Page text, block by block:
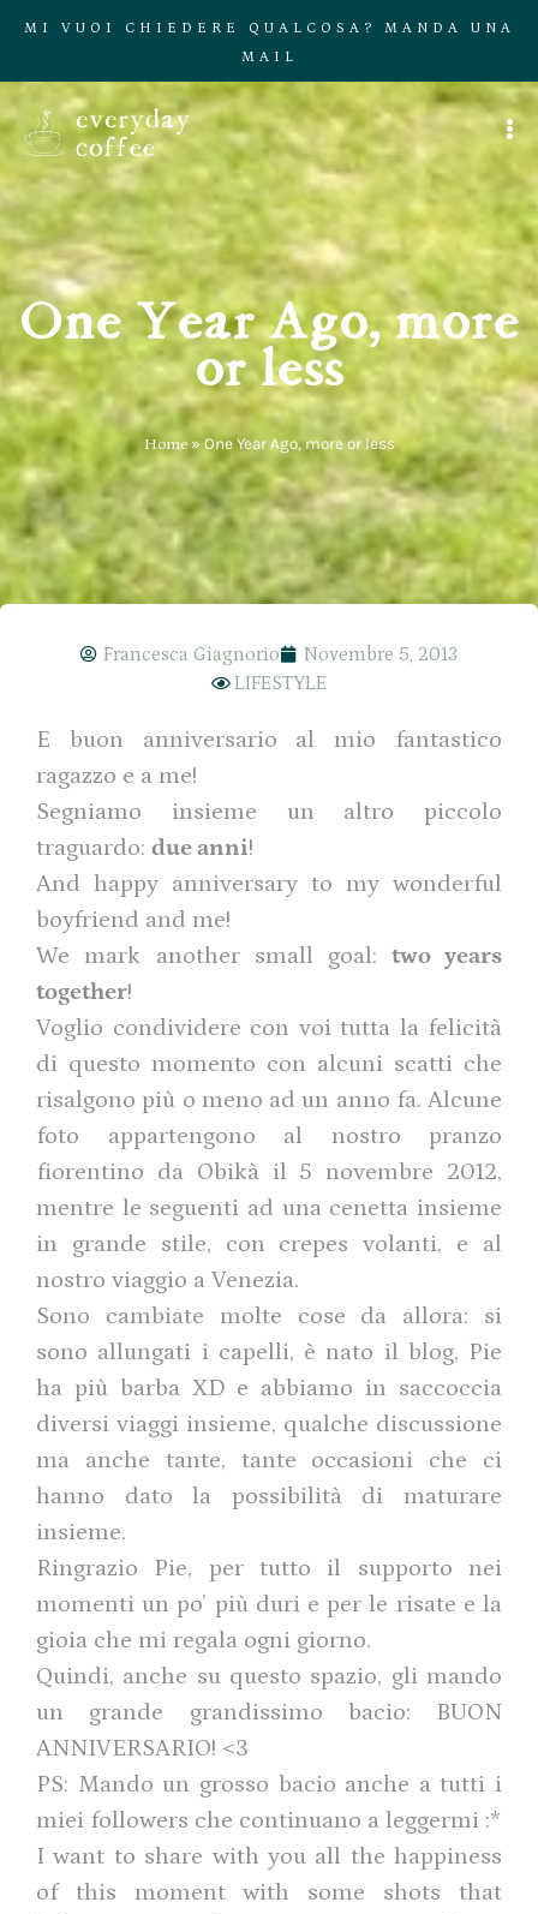
MI VUOI CHIEDERE QUALCOSA? MANDA UNA
MAIL
One Year Ago, more
or less
Home» One Year Ago, more or less
Francesca Giagnorio
Novembre 5, 2013
LIFESTYLE
E buon anniversario al mio fantastico
ragazzo e a me!
Segniamo insieme un altro piccolo
traguardo: due anni!
And happy anniversary to my wonderful
boyfriend and me!
We mark another small goal: two years
together!
Voglio condividere con voi tutta la felicità
di questo momento con alcuni scatti che
risalgono più o meno ad un anno fa. Alcune
foto appartengono al nostro pranzo
fiorentino da Obikà il 5 novembre 2012,
mentre le seguenti ad una cenetta insieme
in grande stile, con crepes volanti, e al
nostro viaggio a Venezia.
Sono cambiate molte cose da allora: si
sono allungati i capelli, è nato il blog, Pie
ha più barba XD e abbiamo in saccoccia
diversi viaggi insieme, qualche discussione
ma anche tante, tante occasioni che ci
hanno dato la possibilità di maturare
insieme.
Ringrazio Pie, per tutto il supporto nei
momenti un po’ più duri e per le risate e la
gioia che mi regala ogni giorno.
Quindi, anche su questo spazio, gli mando
un grande grandissimo bacio: BUON
ANNIVERSARIO! <3
PS: Mando un grosso bacio anche a tutti i
miei followers che continuano a leggermi :*
I want to share with you all the happiness
of this moment with some shots that